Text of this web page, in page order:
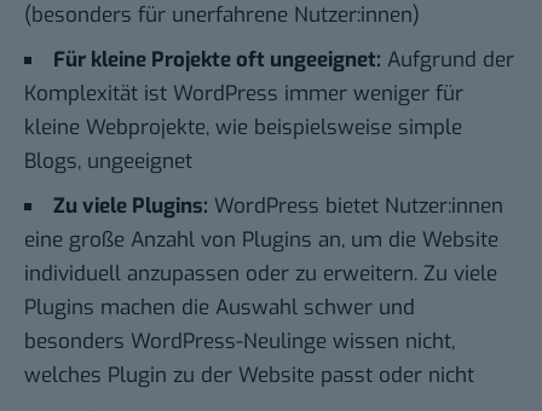
(besonders für unerfahrene Nutzer:innen)
Für kleine Projekte oft ungeeignet: Aufgrund der
Komplexität ist WordPress immer weniger für
kleine Webprojekte, wie beispielsweise simple
Blogs, ungeeignet
Zu viele Plugins: WordPress bietet Nutzer:innen
eine große Anzahl von Plugins an, um die Website
individuell anzupassen oder zu erweitern. Zu viele
Plugins machen die Auswahl schwer und
besonders WordPress-Neulinge wissen nicht,
welches Plugin zu der Website passt oder nicht